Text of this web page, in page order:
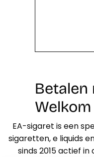
Betalen
EA-sigaret is een
sigaretten, e liquids
sinds 2015 actief